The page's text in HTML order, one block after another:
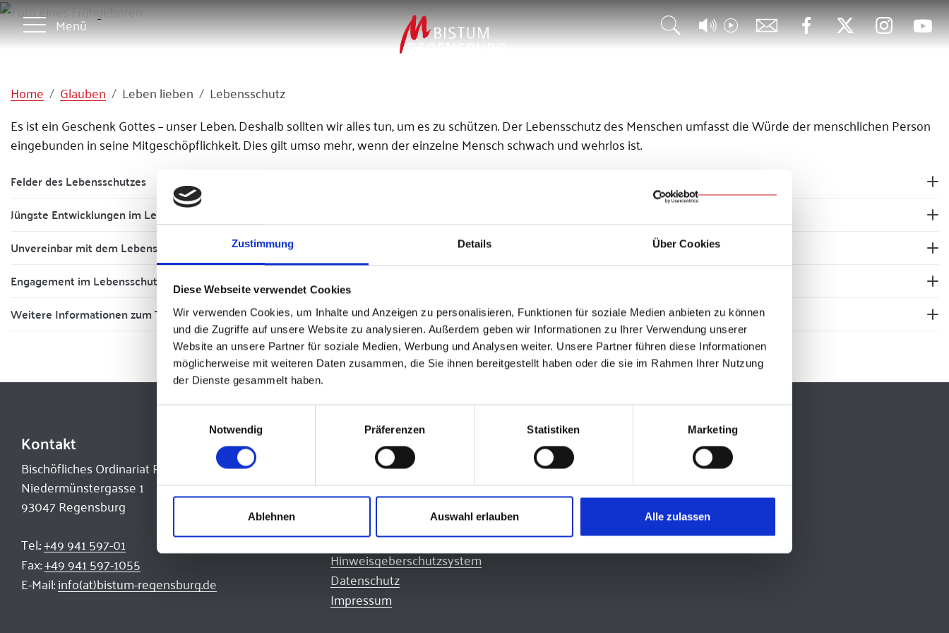
Zustimmung Details Über Cookies
Diese Webseite verwendet Cookies
Wir verwenden Cookies, um Inhalte und Anzeigen zu personalisieren, Funktionen für soziale Medien anbieten zu können
und die Zugriffe auf unsere Website zu analysieren. Außerdem geben wir Informationen zu Ihrer Verwendung unserer
Website an unsere Partner für soziale Medien, Werbung und Analysen weiter. Unsere Partner führen diese Informationen
möglicherweise mit weiteren Daten zusammen, die Sie ihnen bereitgestellt haben oder die sie im Rahmen Ihrer Nutzung
der Dienste gesammelt haben.
Notwendig
Präferenzen Statistiken Marketing
Ablehnen Auswahl erlauben Alle zulassen
Menü
Home Glauben Leben lieben
Lebensschutz
Es ist ein Geschenk Gottes – unser Leben. Deshalb sollten wir alles tun, um es zu schützen. Der Lebensschutz des Menschen umfasst die Würde der menschlichen Person
eingebunden in seine Mitgeschöpflichkeit. Dies gilt umso mehr, wenn der einzelne Mensch schwach und wehrlos ist.
Felder des Lebensschutzes
Jüngste Entwicklungen im Lebensschutz
Unvereinbar mit dem Lebensschutz
Engagement im Lebensschutz
Weitere Informationen zum Thema Lebensschutz
Kontakt
Bischöfliches Ordinariat Regensburg
Niedermünstergasse 1
93047 Regensburg
Tel.:+49 941 597-01
Fax:+49 941 597-1055
E-Mail:info(at)bistum-regensburg.de
Quicklinks
Lernplattform des Bistums
Informationsplattform PE34
Die Online-Welt des Bistums
Cookie-Einstellungen
Hinweisgeberschutzsystem
Datenschutz
Impressum
Social Media